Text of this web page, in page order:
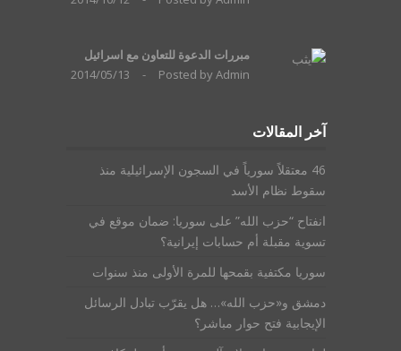
مبررات الدعوة للتعاون مع اسرائيل
Posted byAdmin
-
2014/05/13
آخر المقالات
46 معتقلاً سورياً في السجون الإسرائيلية منذ
سقوط نظام الأسد
انفتاح “حزب الله” على سوريا: ضمان موقع في
تسوية مقبلة أم حسابات إيرانية؟
سوريا مكتفية بقمحها للمرة الأولى منذ سنوات
دمشق و«حزب الله»… هل يقرّب تبادل الرسائل
الإيجابية فتح حوار مباشر؟